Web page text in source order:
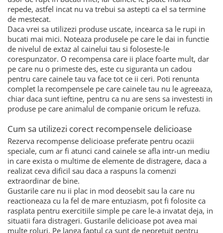
repede, astfel incat nu va trebui sa astepti ca el sa termine
de mestecat.
Daca vrei sa utilizezi produse uscate, incearca sa le rupi in
bucati mai mici. Noteaza produsele pe care le dai in functie
de nivelul de extaz al cainelui tau si foloseste-le
corespunzator. O recompensa care ii place foarte mult, dar
pe care nu o primeste des, este cu siguranta un cadou
pentru care cainele tau va face tot ce ii ceri. Poti renunta
complet la recompensele pe care cainele tau nu le agreeaza,
chiar daca sunt ieftine, pentru ca nu are sens sa investesti in
produse pe care animalul de companie oricum le refuza.
Cum sa utilizezi corect recompensele delicioase
Rezerva recompense delicioase preferate pentru ocazii
speciale, cum ar fi atunci cand cainele se afla intr-un mediu
in care exista o multime de elemente de distragere, daca a
realizat ceva dificil sau daca a raspuns la comenzi
extraordinar de bine.
Gustarile care nu ii plac in mod deosebit sau la care nu
reactioneaza cu la fel de mare entuziasm, pot fi folosite ca
rasplata pentru exercitiile simple pe care le-a invatat deja, in
situatii fara distrageri. Gustarile delicioase pot avea mai
multe roluri. Pe langa faptul ca sunt de nepretuit pentru